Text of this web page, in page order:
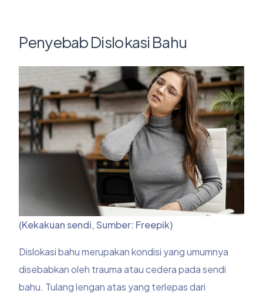
Penyebab Dislokasi Bahu
(Kekakuan sendi, Sumber: Freepik)
Dislokasi bahu merupakan kondisi yang umumnya
disebabkan oleh trauma atau cedera pada sendi
bahu. Tulang lengan atas yang terlepas dari